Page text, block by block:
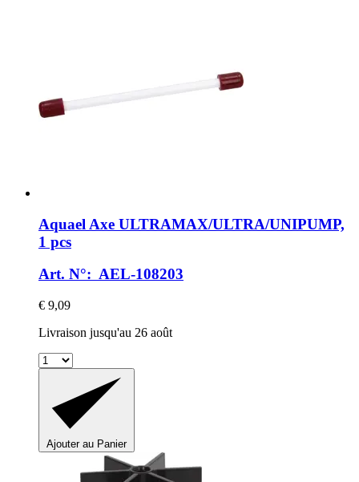
Aquael Axe ULTRAMAX/ULTRA/UNIPUMP,
1 pcs
Art. N°: AEL-108203
€ 9,09
Livraison jusqu'au 26 août
Ajouter au Panier